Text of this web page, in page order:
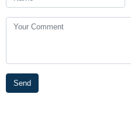
Send